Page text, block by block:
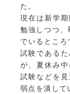
た。
現在は新学
勉強しつつ
でいるとこ
試験である
が、夏休み
試験などを
弱点を潰して